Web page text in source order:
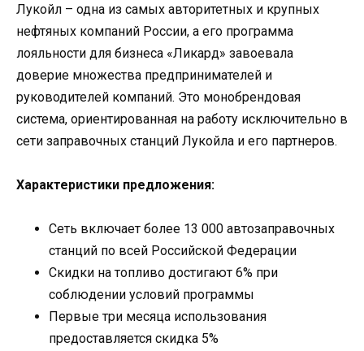
Лукойл – одна из самых авторитетных и крупных
нефтяных компаний России, а его программа
лояльности для бизнеса «Ликард» завоевала
доверие множества предпринимателей и
руководителей компаний. Это монобрендовая
система, ориентированная на работу исключительно в
сети заправочных станций Лукойла и его партнеров.
Характеристики предложения:
Сеть включает более 13 000 автозаправочных
станций по всей Российской Федерации
Скидки на топливо достигают 6% при
соблюдении условий программы
Первые три месяца использования
предоставляется скидка 5%